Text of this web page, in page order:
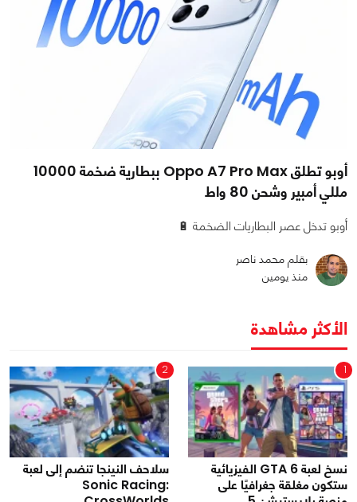
أوبو تطلق Oppo A7 Pro Max ببطارية ضخمة 10000
مللي أمبير وشحن 80 واط
أوبو تدخل عصر البطاريات الضخمة 🔋
بقلم محمد ناصر
منذ يومين
الأكثر مشاهدة
1
نسخ لعبة GTA 6 الفيزيائية
ستكون مغلقة جغرافيًا على
2
سلاحف النينجا تنضم إلى لعبة
Sonic Racing: